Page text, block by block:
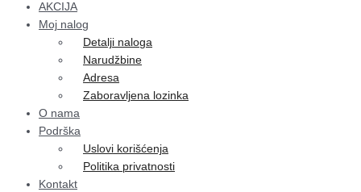
AKCIJA
Moj nalog
Detalji naloga
Narudžbine
Adresa
Zaboravljena lozinka
O nama
Podrška
Uslovi korišćenja
Politika privatnosti
Kontakt